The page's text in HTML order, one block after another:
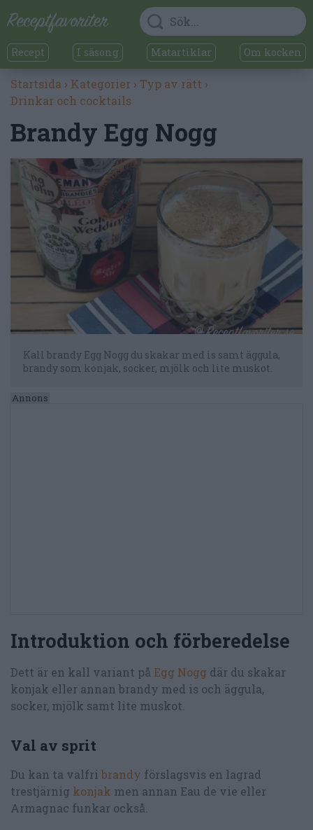
Recept I säsong Matartiklar Om kocken
Startsida › Kategorier › Typ av rätt ›
Drinkar och cocktails
Brandy Egg Nogg
Kall brandy Egg Nogg du skakar med is samt äggula,
brandy som konjak, socker, mjölk och lite muskot.
Introduktion och förberedelse
Dett är en kall variant på Egg Nogg där du skakar
konjak eller annan brandy med is och äggula,
socker, mjölk samt lite muskot.
Val av sprit
Du kan ta valfri brandy förslagsvis en lagrad
trestjärnig konjak men annan Eau de vie eller
Armagnac funkar också.